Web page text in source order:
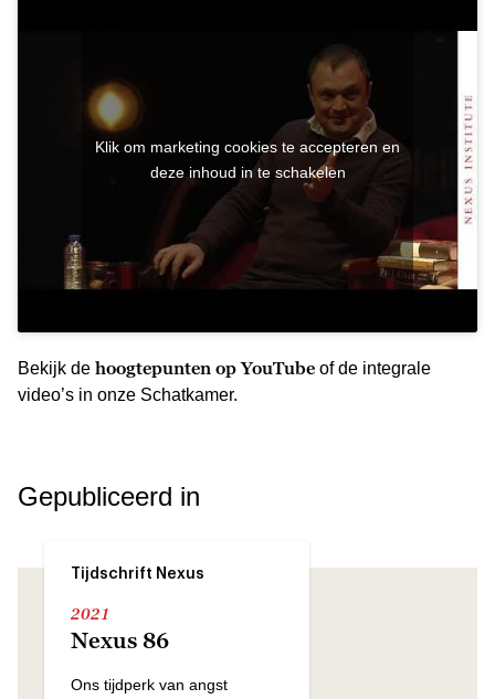
Klik om marketing cookies te accepteren en
deze inhoud in te schakelen
Bekijk de hoogtepunten op YouTube of de integrale
video’s in onze Schatkamer.
Gepubliceerd in
Tijdschrift Nexus
2021
Nexus 86
Ons tijdperk van angst